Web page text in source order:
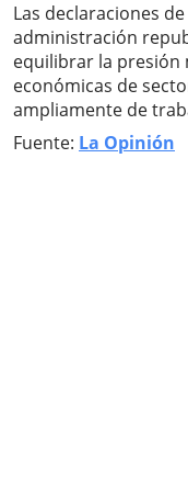
Las declaraciones
administración
equilibrar la presión
económicas de
ampliamente de
Fuente: La Opinión